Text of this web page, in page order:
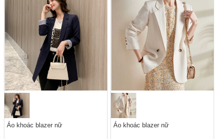
Áo khoác blazer nữ Áo khoác blazer nữ